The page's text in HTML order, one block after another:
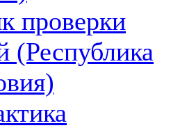
проверки
(Республика